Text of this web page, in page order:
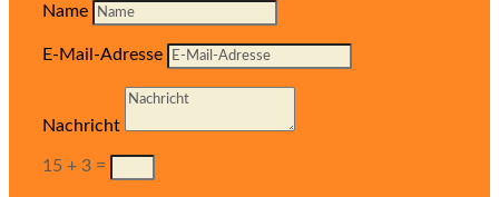
Name
E-Mail-Adresse
Nachricht
15 + 3 =